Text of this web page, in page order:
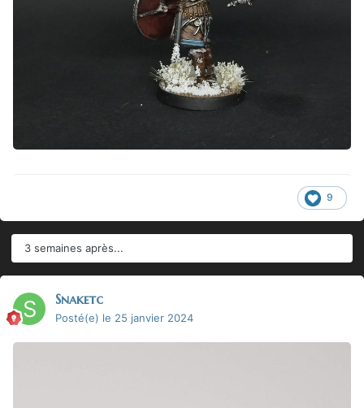
9
3 semaines après...
Snaketc
Posté(e) le 25 janvier 2024